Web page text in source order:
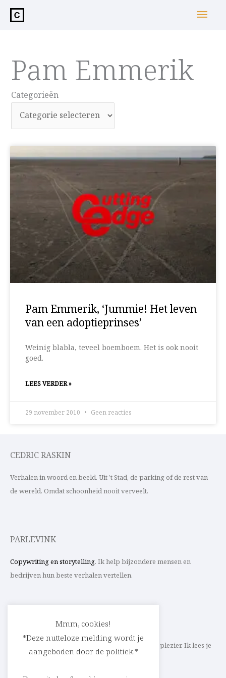
inhoud
Pam Emmerik
Categorieën
Categorieën
Pam Emmerik, ‘Jummie! Het leven
van een adoptieprinses’
Weinig blabla, teveel boemboem. Het is ook nooit
goed.
LEES VERDER »
29 november 2010 Geen reacties
CEDRIC RASKIN
Verhalen in woord en beeld. Uit ’t Stad, de parking of de rest van
de wereld. Omdat schoonheid nooit verveelt.
PARLEVINK
Copywriting en storytelling. Ik help bijzondere mensen en
bedrijven hun beste verhalen vertellen.
Schrijf ik straks mee aan jouw verhaal? Met veel plezier. Ik lees je
heel graag op
cedric@parlevink.be
Mmm, cookies!
*Deze nutteloze melding wordt je
aangeboden door de politiek.*